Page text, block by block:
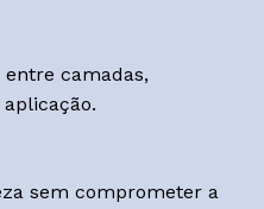
camadas,
sem comprometer a